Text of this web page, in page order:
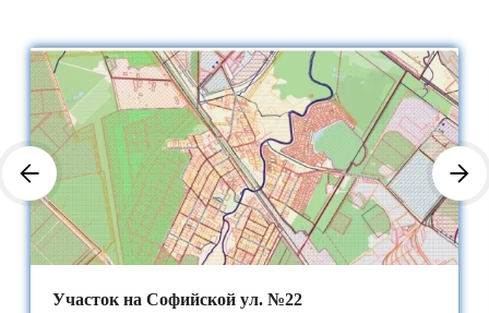
Участок на Софийской ул. №22